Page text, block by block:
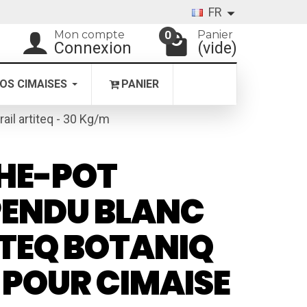
FR
Mon compte
Connexion
0 Panier
(vide)
CIMAISES PANIER
artiteq - 30 Kg/m
POT
BLANC
BOTANIQ
CIMAISE